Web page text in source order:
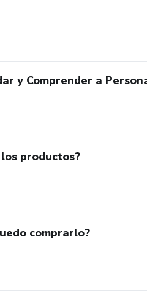
y Comprender a
productos?
comprarlo?